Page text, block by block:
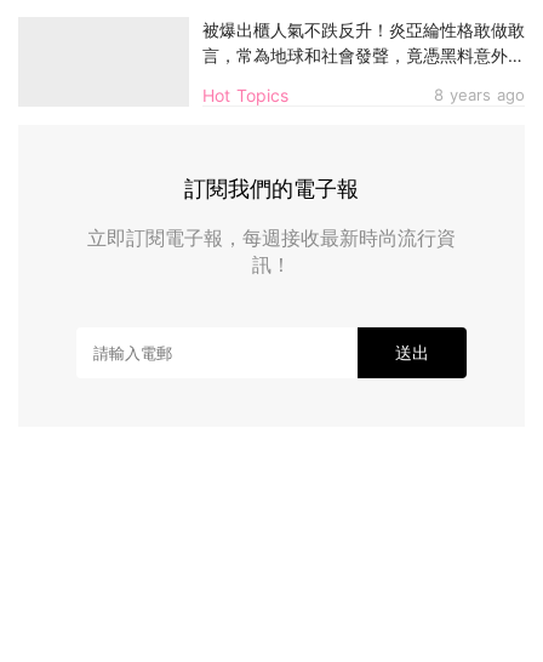
Hot Topics 8 years ago
被爆出櫃人氣不跌反升！炎亞綸性格敢做敢
言，常為地球和社會發聲，竟憑黑料意外令
訂閱我們的電子報
立即訂閱電子報，每週接收最新時尚流行資
訊！
送出